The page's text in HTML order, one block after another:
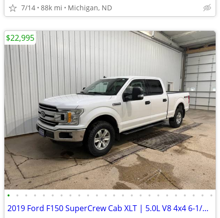
7/14 88k mi Michigan, ND
• • • • • • • • • • • • • • • • • • • • • • • •
2019 Ford F150 SuperCrew Cab XLT | 5.0L V8 4x4 6-1/2ft. | 147k Miles
$22,995